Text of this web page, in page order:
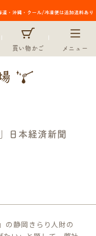
買い物かご メニュー
日本経済新聞
の静岡きらり人財の